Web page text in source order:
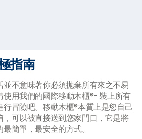
指南
並不意味著你必須拋棄所有來之不易
使用我們的國際移動木櫃®- 裝上所有
冒險吧。移動木櫃®本質上是您自己
，可以被直接送到您家門口，它是將
簡單，最安全的方式。